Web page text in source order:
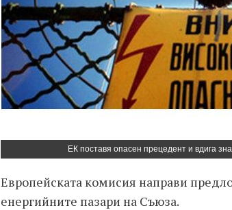
ЕК поставя опасен прецедент и вдига
Европейската комисия направи
енергийните пазари на Съюза.